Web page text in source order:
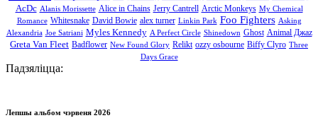
AcDc Alanis Morissette Alice in Chains Jerry Cantrell Arctic Monkeys My Chemical
Romance Whitesnake David Bowie alex turner Linkin Park Foo Fighters Asking
Alexandria Joe Satriani Myles Kennedy A Perfect Circle Shinedown Ghost Animal Джаz
Greta Van Fleet Badflower New Found Glory Relikt ozzy osbourne Biffy Clyro Three
Days Grace
Падзяліцца:
Лепшы альбом чэрвеня 2026